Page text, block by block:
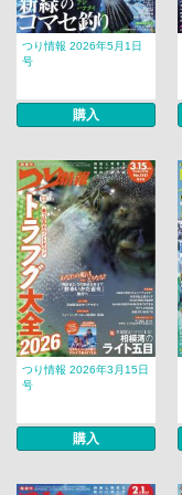
つり情報 2026年5月1日
号
購入
つり情報 2026年3月15日
号
購入